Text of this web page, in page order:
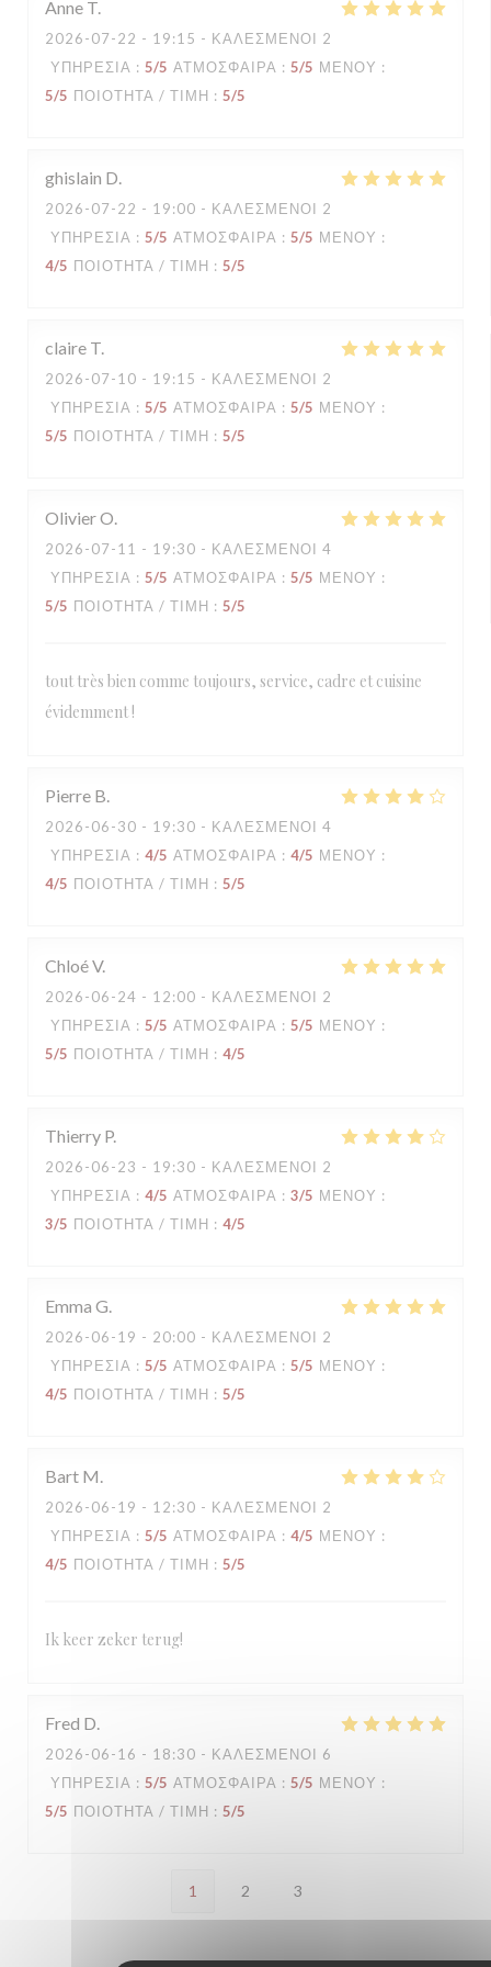
Anne T
2026-07-22 - 19:15 - ΚΑΛΕΣΜΈΝΟΙ 2
ΥΠΗΡΕΣΊΑ : 5/5 ΑΤΜΌΣΦΑΙΡΑ : 5/5 ΜΕΝΟΎ :
5/5 ΠΟΙΌΤΗΤΑ / ΤΙΜΉ : 5/5
ghislain D
2026-07-22 - 19:00 - ΚΑΛΕΣΜΈΝΟΙ 2
ΥΠΗΡΕΣΊΑ : 5/5 ΑΤΜΌΣΦΑΙΡΑ : 5/5 ΜΕΝΟΎ :
4/5 ΠΟΙΌΤΗΤΑ / ΤΙΜΉ : 5/5
claire T
2026-07-10 - 19:15 - ΚΑΛΕΣΜΈΝΟΙ 2
ΥΠΗΡΕΣΊΑ : 5/5 ΑΤΜΌΣΦΑΙΡΑ : 5/5 ΜΕΝΟΎ :
5/5 ΠΟΙΌΤΗΤΑ / ΤΙΜΉ : 5/5
OlivierO
2026-07-11 - 19:30 - ΚΑΛΕΣΜΈΝΟΙ 4
ΥΠΗΡΕΣΊΑ : 5/5 ΑΤΜΌΣΦΑΙΡΑ : 5/5 ΜΕΝΟΎ :
5/5 ΠΟΙΌΤΗΤΑ / ΤΙΜΉ : 5/5
tout très bien comme toujours, service, cadre et cuisine
évidemment !
Pierre B
2026-06-30 - 19:30 - ΚΑΛΕΣΜΈΝΟΙ 4
ΥΠΗΡΕΣΊΑ : 4/5 ΑΤΜΌΣΦΑΙΡΑ : 4/5 ΜΕΝΟΎ :
4/5 ΠΟΙΌΤΗΤΑ / ΤΙΜΉ : 5/5
ChloéV
2026-06-24 - 12:00 - ΚΑΛΕΣΜΈΝΟΙ 2
ΥΠΗΡΕΣΊΑ : 5/5 ΑΤΜΌΣΦΑΙΡΑ : 5/5 ΜΕΝΟΎ :
5/5 ΠΟΙΌΤΗΤΑ / ΤΙΜΉ : 4/5
Thierry P
2026-06-23 - 19:30 - ΚΑΛΕΣΜΈΝΟΙ 2
ΥΠΗΡΕΣΊΑ : 4/5 ΑΤΜΌΣΦΑΙΡΑ : 3/5 ΜΕΝΟΎ :
3/5 ΠΟΙΌΤΗΤΑ / ΤΙΜΉ : 4/5
Emma G
2026-06-19 - 20:00 - ΚΑΛΕΣΜΈΝΟΙ 2
ΥΠΗΡΕΣΊΑ : 5/5 ΑΤΜΌΣΦΑΙΡΑ : 5/5 ΜΕΝΟΎ :
4/5 ΠΟΙΌΤΗΤΑ / ΤΙΜΉ : 5/5
Bart M
2026-06-19 - 12:30 - ΚΑΛΕΣΜΈΝΟΙ 2
ΥΠΗΡΕΣΊΑ : 5/5 ΑΤΜΌΣΦΑΙΡΑ : 4/5 ΜΕΝΟΎ :
4/5 ΠΟΙΌΤΗΤΑ / ΤΙΜΉ : 5/5
Ik keer zeker terug!
Fred D
2026-06-16 - 18:30 - ΚΑΛΕΣΜΈΝΟΙ 6
ΥΠΗΡΕΣΊΑ : 5/5 ΑΤΜΌΣΦΑΙΡΑ : 5/5 ΜΕΝΟΎ :
5/5 ΠΟΙΌΤΗΤΑ / ΤΙΜΉ : 5/5
1 2 3